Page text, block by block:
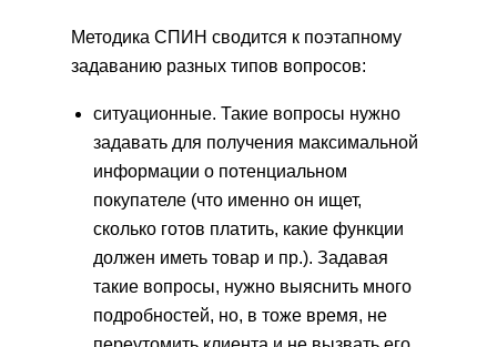
Методика СПИН сводится к поэтапному
задаванию разных типов вопросов:
ситуационные. Такие вопросы нужно
задавать для получения максимальной
информации о потенциальном
покупателе (что именно он ищет,
сколько готов платить, какие функции
должен иметь товар и пр.). Задавая
такие вопросы, нужно выяснить много
подробностей, но, в тоже время, не